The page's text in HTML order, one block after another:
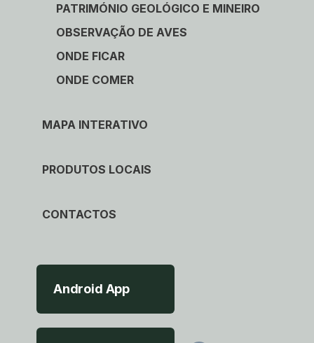
PATRIMÓNIO GEOLÓGICO E MINEIRO
OBSERVAÇÃO DE AVES
ONDE FICAR
ONDE COMER
MAPA INTERATIVO
PRODUTOS LOCAIS
CONTACTOS
Android App